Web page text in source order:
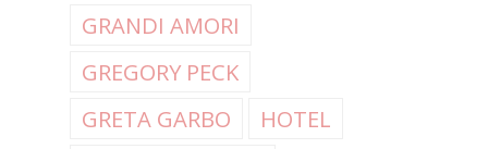
GRANDI AMORI
GREGORY PECK
GRETA GARBO
HOTEL